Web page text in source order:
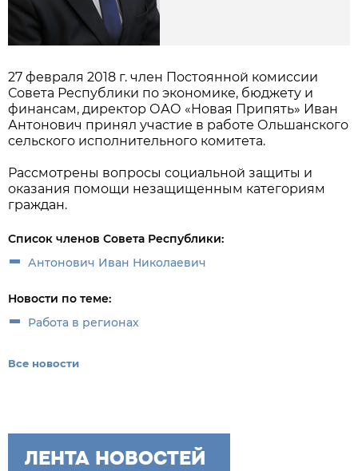
27 февраля 2018 г. член Постоянной комиссии
Совета Республики по экономике, бюджету и
финансам, директор ОАО «Новая Припять» Иван
Антонович принял участие в работе Ольшанского
сельского исполнительного комитета.
Рассмотрены вопросы социальной защиты и
оказания помощи незащищенным категориям
граждан.
Список членов Совета Республики:
Антонович Иван Николаевич
Новости по теме:
Работа в регионах
Все новости
ЛЕНТА НОВОСТЕЙ